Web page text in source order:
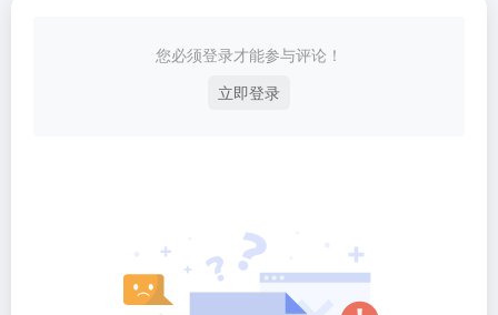
您必须登录才能参与评论！
立即登录